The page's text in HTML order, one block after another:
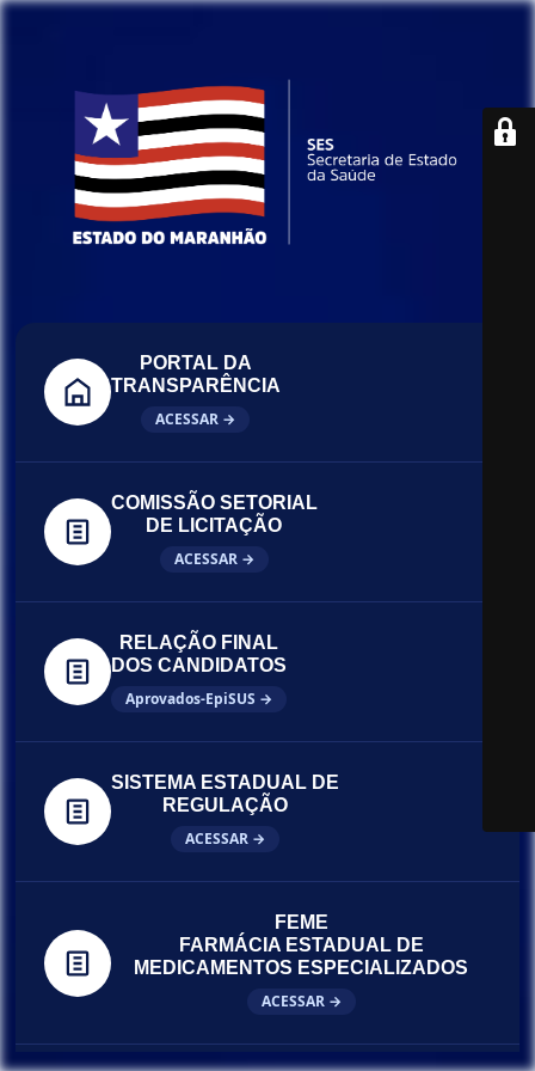
PORTAL DA
TRANSPARÊNCIA
ACESSAR →
COMISSÃO SETORIAL
DE LICITAÇÃO
ACESSAR →
RELAÇÃO FINAL
DOS CANDIDATOS
Aprovados-EpiSUS →
SISTEMA ESTADUAL DE
REGULAÇÃO
ACESSAR →
FEME
FARMÁCIA ESTADUAL DE
MEDICAMENTOS ESPECIALIZADOS
ACESSAR →